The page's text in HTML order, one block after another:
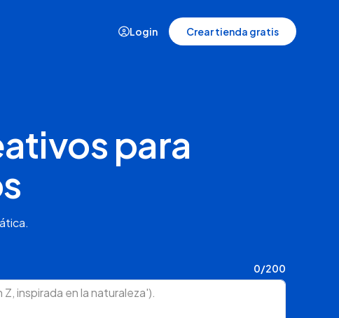
Historias de quienes crecieron con
Login Crear tienda gratis
para
0/200